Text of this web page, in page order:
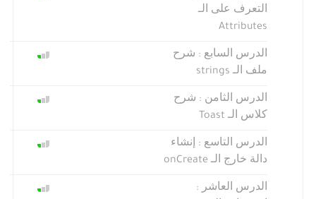
التعرف على الـ
Attributes
الدرس السابع : شرح
ملف الـ strings
الدرس الثامن : شرح
كلاس الـ Toast
الدرس التاسع : إنشاء
دالة خارج الـ onCreate
الدرس العاشر :